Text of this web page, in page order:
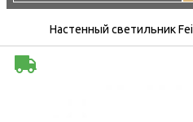
Настенный светильник